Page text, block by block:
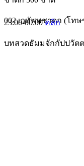
002 เวทัพพชาดก (โท
23:00-00:00คลิก
บทสวดธัมมจักกัปปวัต